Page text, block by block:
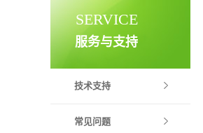
服务与支持
SERVICE
技术支持
常见问题